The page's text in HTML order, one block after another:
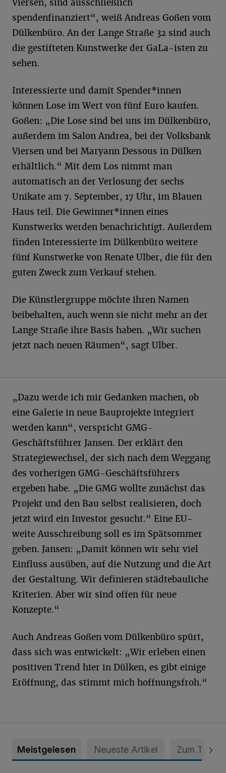
Viersen, sind ausschließlich
spendenfinanziert“, weiß Andreas Goßen vom
Dülkenbüro. An der Lange Straße 32 sind auch
die gestifteten Kunstwerke der GaLa-isten zu
sehen.
Interessierte und damit Spender*innen
können Lose im Wert von fünf Euro kaufen.
Goßen: „Die Lose sind bei uns im Dülkenbüro,
außerdem im Salon Andrea, bei der Volksbank
Viersen und bei Maryann Dessous in Dülken
erhältlich.“ Mit dem Los nimmt man
automatisch an der Verlosung der sechs
Unikate am 7. September, 17 Uhr, im Blauen
Haus teil. Die Gewinner*innen eines
Kunstwerks werden benachrichtigt. Außerdem
finden Interessierte im Dülkenbüro weitere
fünf Kunstwerke von Renate Ulber, die für den
guten Zweck zum Verkauf stehen.
Die Künstlergruppe möchte ihren Namen
beibehalten, auch wenn sie nicht mehr an der
Lange Straße ihre Basis haben. „Wir suchen
jetzt nach neuen Räumen“, sagt Ulber.
„Dazu werde ich mir Gedanken machen, ob
eine Galerie in neue Bauprojekte integriert
werden kann“, verspricht GMG-
Geschäftsführer Jansen. Der erklärt den
Strategiewechsel, der sich nach dem Weggang
des vorherigen GMG-Geschäftsführers
ergeben habe. „Die GMG wollte zunächst das
Projekt und den Bau selbst realisieren, doch
jetzt wird ein Investor gesucht.“ Eine EU-
weite Ausschreibung soll es im Spätsommer
geben. Jansen: „Damit können wir sehr viel
Einfluss ausüben, auf die Nutzung und die Art
der Gestaltung. Wir definieren städtebauliche
Kriterien. Aber wir sind offen für neue
Konzepte.“
Auch Andreas Goßen vom Dülkenbüro spürt,
dass sich was entwickelt: „Wir erleben einen
positiven Trend hier in Dülken, es gibt einige
Eröffnung, das stimmt mich hoffnungsfroh.“
Meistgelesen Neueste Artikel Zum Thema